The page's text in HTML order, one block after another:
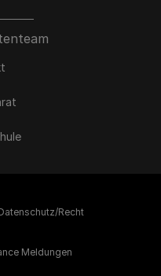
Recht
Meldungen